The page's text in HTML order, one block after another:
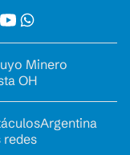
Minero
OH
Argentina
redes